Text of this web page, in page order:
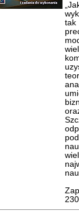
tak